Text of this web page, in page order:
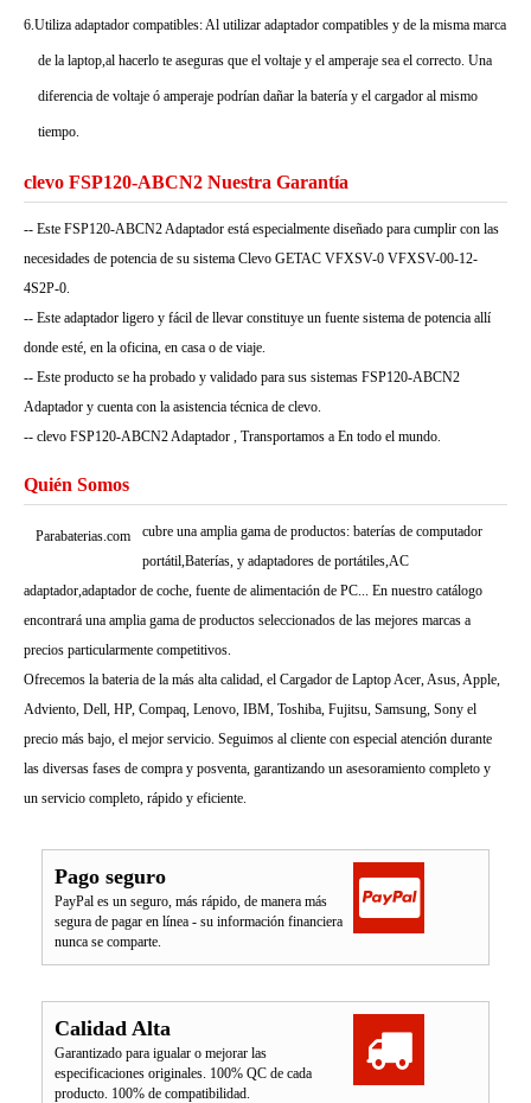
6.Utiliza adaptador compatibles: Al utilizar adaptador compatibles y de la misma marca
de la laptop,al hacerlo te aseguras que el voltaje y el amperaje sea el correcto. Una
diferencia de voltaje ó amperaje podrían dañar la batería y el cargador al mismo
tiempo.
clevo FSP120-ABCN2 Nuestra Garantía
-- Este FSP120-ABCN2 Adaptador está especialmente diseñado para cumplir con las
necesidades de potencia de su sistema Clevo GETAC VFXSV-0 VFXSV-00-12-
4S2P-0.
-- Este adaptador ligero y fácil de llevar constituye un fuente sistema de potencia allí
donde esté, en la oficina, en casa o de viaje.
-- Este producto se ha probado y validado para sus sistemas FSP120-ABCN2
Adaptador y cuenta con la asistencia técnica de clevo.
-- clevo FSP120-ABCN2 Adaptador , Transportamos a En todo el mundo.
Quién Somos
Parabaterias.com
cubre una amplia gama de productos: baterías de computador
portátil,Baterías, y adaptadores de portátiles,AC
adaptador,adaptador de coche, fuente de alimentación de PC... En nuestro catálogo
encontrará una amplia gama de productos seleccionados de las mejores marcas a
precios particularmente competitivos.
Ofrecemos la bateria de la más alta calidad, el Cargador de Laptop Acer, Asus, Apple,
Adviento, Dell, HP, Compaq, Lenovo, IBM, Toshiba, Fujitsu, Samsung, Sony el
precio más bajo, el mejor servicio. Seguimos al cliente con especial atención durante
las diversas fases de compra y posventa, garantizando un asesoramiento completo y
un servicio completo, rápido y eficiente.
Pago seguro
PayPal es un seguro, más rápido, de manera más
segura de pagar en línea - su información financiera
nunca se comparte.
Calidad Alta
Garantizado para igualar o mejorar las
especificaciones originales. 100% QC de cada
producto. 100% de compatibilidad.